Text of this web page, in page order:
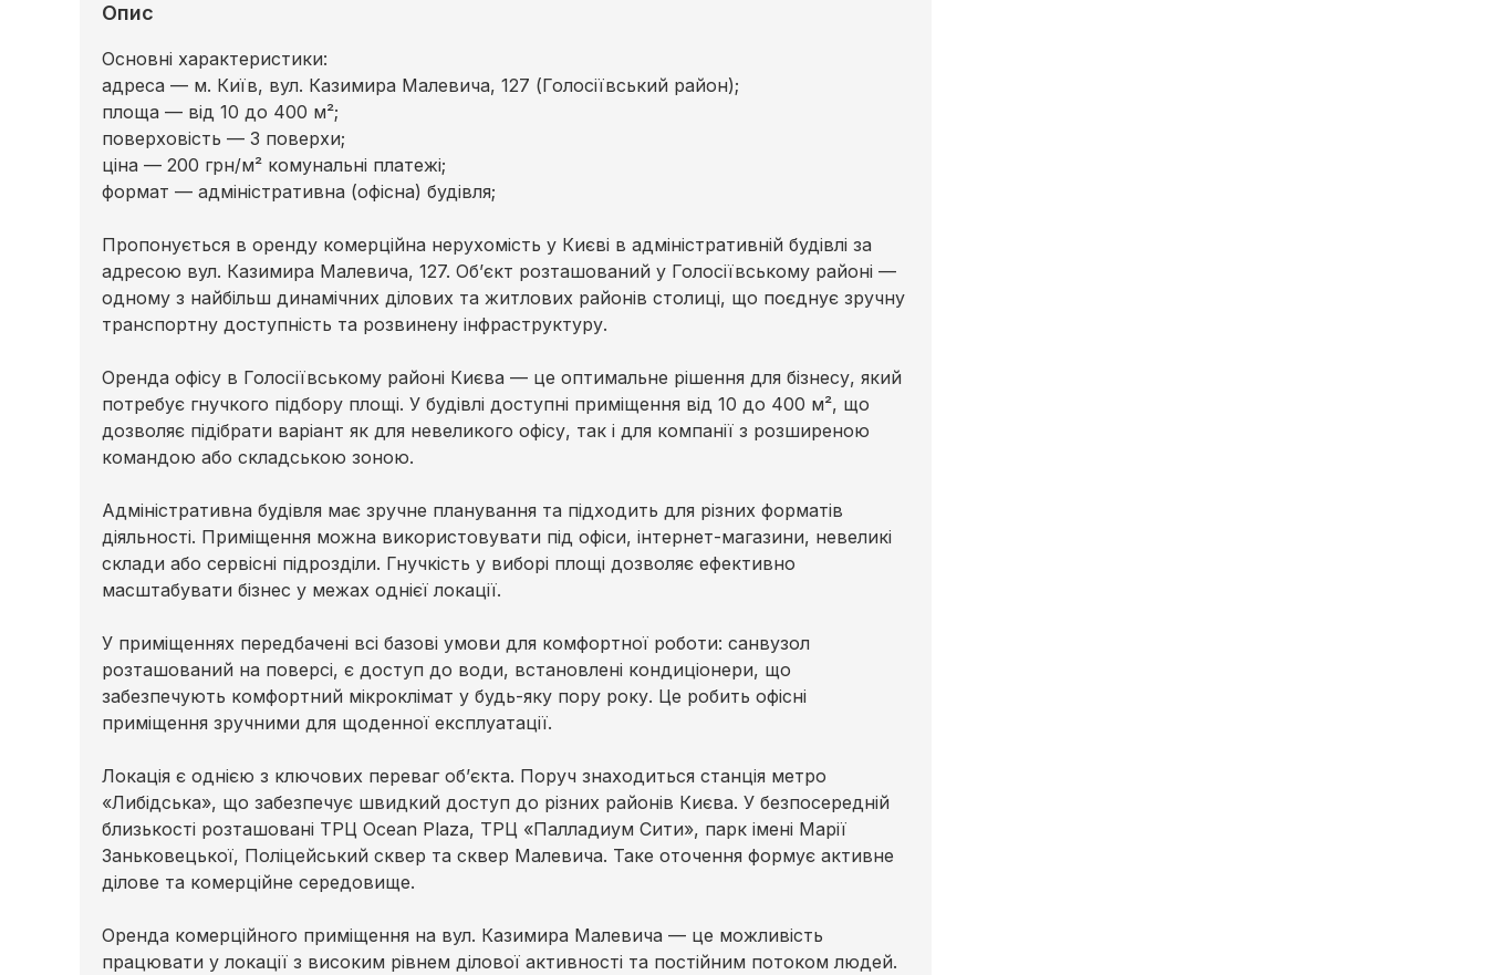
Опис
Основні характеристики:
адреса — м. Київ, вул. Казимира Малевича, 127 (Голосіївський район);
площа — від 10 до 400 м²;
поверховість — 3 поверхи;
ціна — 200 грн/м² комунальні платежі;
формат — адміністративна (офісна) будівля;
Пропонується в оренду комерційна нерухомість у Києві в адміністративній будівлі за
адресою вул. Казимира Малевича, 127. Об’єкт розташований у Голосіївському районі —
одному з найбільш динамічних ділових та житлових районів столиці, що поєднує зручну
транспортну доступність та розвинену інфраструктуру.
Оренда офісу в Голосіївському районі Києва — це оптимальне рішення для бізнесу, який
потребує гнучкого підбору площі. У будівлі доступні приміщення від 10 до 400 м², що
дозволяє підібрати варіант як для невеликого офісу, так і для компанії з розширеною
командою або складською зоною.
Адміністративна будівля має зручне планування та підходить для різних форматів
діяльності. Приміщення можна використовувати під офіси, інтернет-магазини, невеликі
склади або сервісні підрозділи. Гнучкість у виборі площі дозволяє ефективно
масштабувати бізнес у межах однієї локації.
У приміщеннях передбачені всі базові умови для комфортної роботи: санвузол
розташований на поверсі, є доступ до води, встановлені кондиціонери, що
забезпечують комфортний мікроклімат у будь-яку пору року. Це робить офісні
приміщення зручними для щоденної експлуатації.
Локація є однією з ключових переваг об’єкта. Поруч знаходиться станція метро
«Либідська», що забезпечує швидкий доступ до різних районів Києва. У безпосередній
близькості розташовані ТРЦ Ocean Plaza, ТРЦ «Палладиум Сити», парк імені Марії
Заньковецької, Поліцейський сквер та сквер Малевича. Таке оточення формує активне
ділове та комерційне середовище.
Оренда комерційного приміщення на вул. Казимира Малевича — це можливість
працювати у локації з високим рівнем ділової активності та постійним потоком людей.